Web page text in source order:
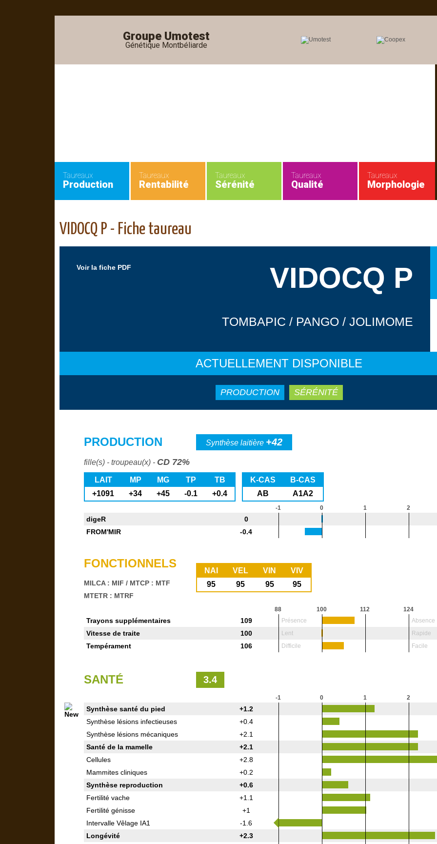
Groupe Umotest
Génétique Montbéliarde
Taureaux
Production
Taureaux
Rentabilité
Taureaux
Sérénité
Taureaux
Qualité
Taureaux
Morphologie
VIDOCQ P - Fiche taureau
Voir la fiche PDF VIDOCQ P
TOMBAPIC / PANGO / JOLIMOME
ACTUELLEMENT DISPONIBLE
PRODUCTION SÉRÉNITÉ
PRODUCTION Synthèse laitière +42
fille(s) - troupeau(x) - CD 72%
LAIT MP MG TP
TB
+1091
+34 +45 -0.1 +0.4
K-CAS
B-CAS
AB
A1A2
-1 0 1 2
digeR
0
FROM'MIR
-0.4
FONCTIONNELS
MILCA : MIF / MTCP : MTF
MTETR : MTRF
NAI VEL VIN
VIV
95
95 95 95
88 100 112 124
Trayons supplémentaires 109 Présence Absence
Vitesse de traite 100 Lent Rapide
Tempérament 106 Difficile Facile
SANTÉ 3.4
-1 0 1 2
Synthèse santé du pied
+1.2
Synthèse lésions infectieuses
+0.4
Synthèse lésions mécaniques
+2.1
Santé de la mamelle
+2.1
Cellules
+2.8
Mammites cliniques
+0.2
Synthèse reproduction
+0.6
Fertilité vache
+1.1
Fertilité génisse
+1
Intervalle Vêlage IA1
-1.6
Longévité
+2.3